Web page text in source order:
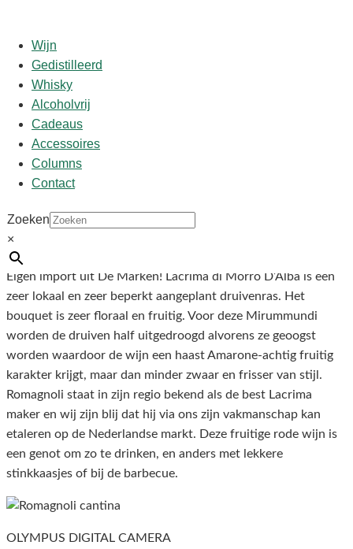
Wijn
Gedistilleerd
Whisky
Alcoholvrij
Cadeaus
Accessoires
Columns
Contact
Zoeken
×
Start/shop
‘Mirummundi’ 2017
Romagnoli lacrima di morro
d’alba ‘Mirummundi’ 2017
€
Eigen import uit De Marken! Lacrima di Morro D’Alba is een
zeer lokaal en zeer beperkt aangeplant druivenras. Het
bouquet is zeer floraal en fruitig. Voor deze Mirummundi
worden de druiven half uitgedroogd alvorens ze geoogst
worden waardoor de wijn een haast Amarone-achtig fruitig
karakter krijgt, maar dan minder zwaar en frisser van stijl.
Romagnoli staat in zijn regio bekend als de best Lacrima
maker en wij zijn blij dat hij via ons zijn vakmanschap kan
etaleren op de Nederlandse markt. Deze fruitige rode wijn is
een genot om zo te drinken, en anders met lekkere
stinkkaasjes of bij de barbecue.
OLYMPUS DIGITAL CAMERA